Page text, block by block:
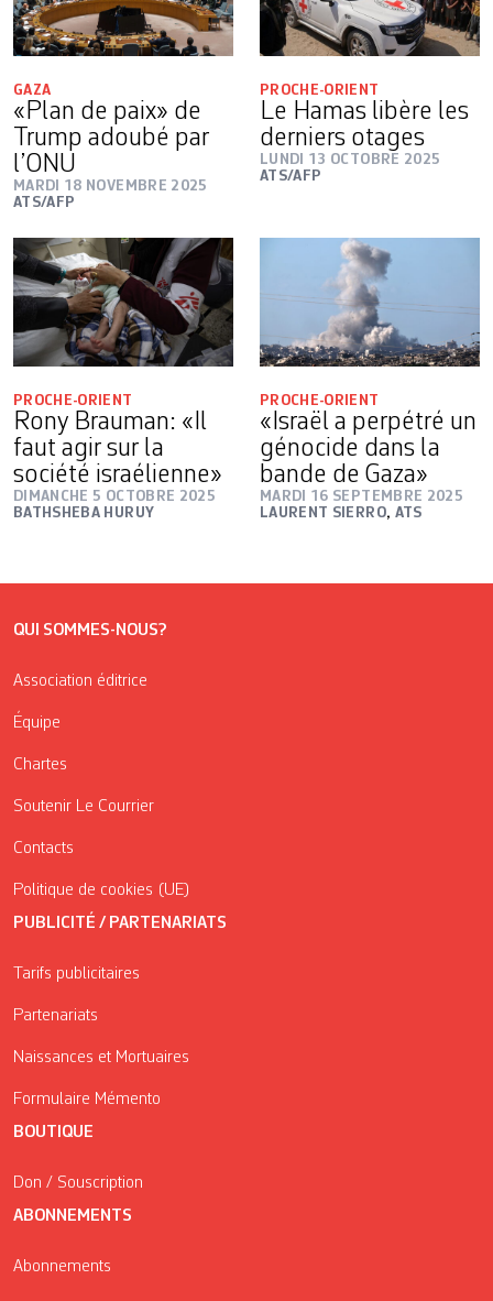
GAZA
«Plan de paix» de
Trump adoubé par
l’ONU
MARDI 18 NOVEMBRE 2025
ATS/AFP
PROCHE-ORIENT
Le Hamas libère les
derniers otages
LUNDI 13 OCTOBRE 2025
ATS/AFP
PROCHE-ORIENT
Rony Brauman: «Il
faut agir sur la
société israélienne»
DIMANCHE 5 OCTOBRE 2025
BATHSHEBA HURUY
PROCHE-ORIENT
«Israël a perpétré un
génocide dans la
bande de Gaza»
MARDI 16 SEPTEMBRE 2025
LAURENT SIERRO, ATS
QUI SOMMES-NOUS?
Association éditrice
Équipe
Chartes
Soutenir Le Courrier
Contacts
Politique de cookies (UE)
PUBLICITÉ / PARTENARIATS
Tarifs publicitaires
Partenariats
Naissances et Mortuaires
Formulaire Mémento
BOUTIQUE
Don / Souscription
ABONNEMENTS
Abonnements